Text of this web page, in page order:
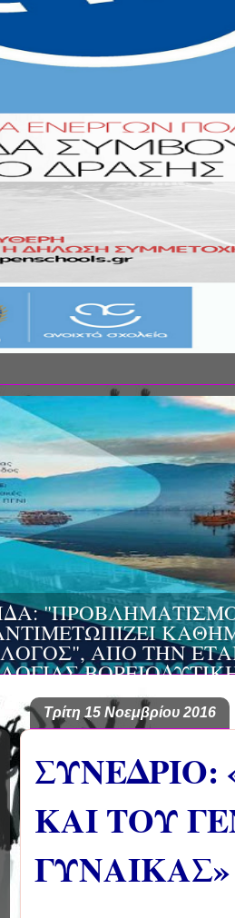
«ΚΟΙΝΩΝΙΚΕΣ
ΑΠΟ ΤΗΝ
Π.
ΔΙΚΤΥΟ
Τρίτη 15 Νοεμβρίου 2016
ΚΑΙ ΤΟΥ
ΓΥΝΑΙΚΑΣ»